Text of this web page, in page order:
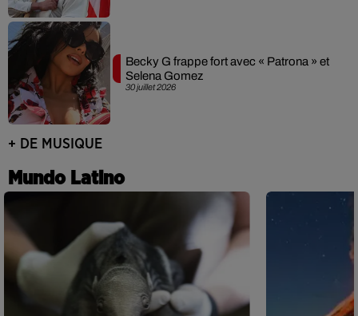
30 juillet 2026
Becky G frappe fort avec « Patrona » et
Selena Gomez
+ DE MUSIQUE
Mundo Latino